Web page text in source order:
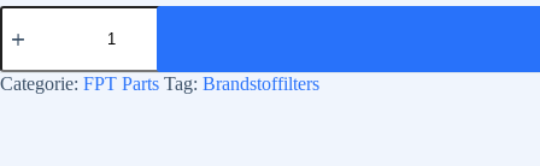
5802050437
FUEL
aantal
Categorie: FPT Parts Tag: Brandstoffilters